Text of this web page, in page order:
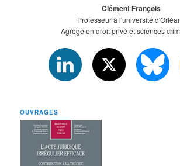
Clément François
Professeur à l'université
Agrégé en droit privé et sciences
OUVRAGES